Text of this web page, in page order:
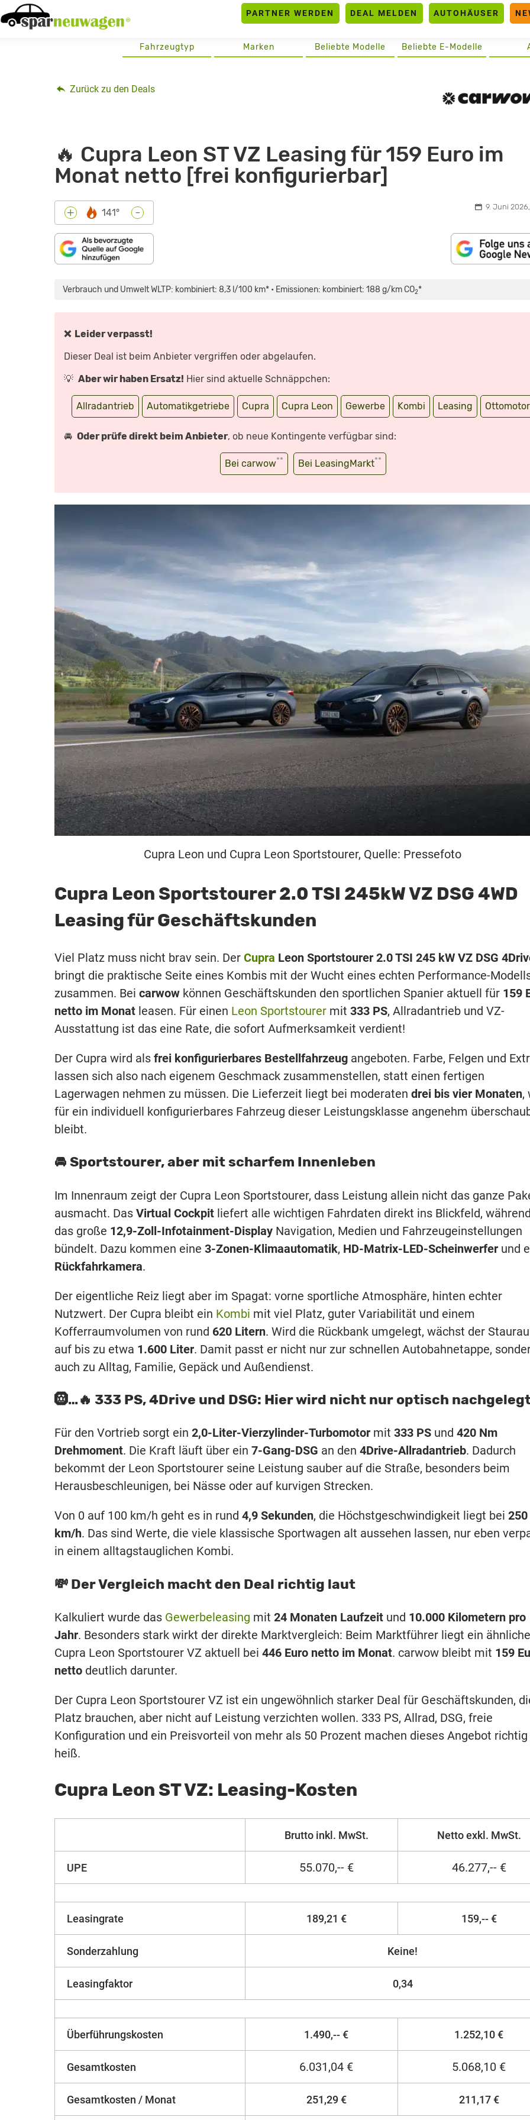
Skip
to
PARTNER WERDEN DEAL MELDEN AUTOHÄUSER
Beliebte E-Modelle
Beliebte Modelle
Marken
Fahrzeugtyp
Zurück zu den Deals
🔥 Cupra Leon ST VZ Leasing für 159 Euro im
Monat netto [frei konfigurierbar]
+ 141° - 9. Juni
Verbrauch und Umwelt WLTP: kombiniert: 8,3 l/100 km* • Emissionen: kombiniert: 188 g/km CO2*
❌ Leider verpasst!
Dieser Deal ist beim Anbieter vergriffen oder abgelaufen.
💡 Aber wir haben Ersatz! Hier sind aktuelle Schnäppchen:
Allradantrieb Automatikgetriebe Cupra Cupra Leon Gewerbe Kombi Leasing Ottomotor
🚘 Oder prüfe direkt beim Anbieter, ob neue Kontingente verfügbar sind:
Bei carwow** Bei LeasingMarkt**
Cupra Leon und Cupra Leon Sportstourer, Quelle: Pressefoto
Cupra Leon Sportstourer 2.0 TSI 245kW VZ DSG 4WD
Leasing für Geschäftskunden
Viel Platz muss nicht brav sein. Der Cupra Leon Sportstourer 2.0 TSI 245 kW VZ DSG
bringt die praktische Seite eines Kombis mit der Wucht eines echten Performance-
zusammen. Bei carwow können Geschäftskunden den sportlichen Spanier aktuell für 159
netto im Monat leasen. Für einen Leon Sportstourer mit 333 PS, Allradantrieb und VZ-
Ausstattung ist das eine Rate, die sofort Aufmerksamkeit verdient!
Der Cupra wird als frei konfigurierbares Bestellfahrzeug angeboten. Farbe, Felgen und
lassen sich also nach eigenem Geschmack zusammenstellen, statt einen fertigen
Lagerwagen nehmen zu müssen. Die Lieferzeit liegt bei moderaten drei bis vier Monaten,
für ein individuell konfigurierbares Fahrzeug dieser Leistungsklasse angenehm
bleibt.
🚘 Sportstourer, aber mit scharfem Innenleben
Im Innenraum zeigt der Cupra Leon Sportstourer, dass Leistung allein nicht das ganze
ausmacht. Das Virtual Cockpit liefert alle wichtigen Fahrdaten direkt ins Blickfeld, während
das große 12,9-Zoll-Infotainment-Display Navigation, Medien und Fahrzeugeinstellungen
bündelt. Dazu kommen eine 3-Zonen-Klimaautomatik, HD-Matrix-LED-Scheinwerfer und
Rückfahrkamera.
Der eigentliche Reiz liegt aber im Spagat: vorne sportliche Atmosphäre, hinten echter
Nutzwert. Der Cupra bleibt ein Kombi mit viel Platz, guter Variabilität und einem
Kofferraumvolumen von rund 620 Litern. Wird die Rückbank umgelegt, wächst der
auf bis zu etwa 1.600 Liter. Damit passt er nicht nur zur schnellen Autobahnetappe,
auch zu Alltag, Familie, Gepäck und Außendienst.
🛞…🔥 333 PS, 4Drive und DSG: Hier wird nicht nur optisch
Für den Vortrieb sorgt ein 2,0-Liter-Vierzylinder-Turbomotor mit 333 PS und 420 Nm
Drehmoment. Die Kraft läuft über ein 7-Gang-DSG an den 4Drive-Allradantrieb. Dadurch
bekommt der Leon Sportstourer seine Leistung sauber auf die Straße, besonders beim
Herausbeschleunigen, bei Nässe oder auf kurvigen Strecken.
Von 0 auf 100 km/h geht es in rund 4,9 Sekunden, die Höchstgeschwindigkeit liegt bei 250
km/h. Das sind Werte, die viele klassische Sportwagen alt aussehen lassen, nur eben
in einem alltagstauglichen Kombi.
💸 Der Vergleich macht den Deal richtig laut
Kalkuliert wurde das Gewerbeleasing mit 24 Monaten Laufzeit und 10.000 Kilometern pro
Jahr. Besonders stark wirkt der direkte Marktvergleich: Beim Marktführer liegt ein
Cupra Leon Sportstourer VZ aktuell bei 446 Euro netto im Monat. carwow bleibt mit 159
netto deutlich darunter.
Der Cupra Leon Sportstourer VZ ist ein ungewöhnlich starker Deal für Geschäftskunden,
Platz brauchen, aber nicht auf Leistung verzichten wollen. 333 PS, Allrad, DSG, freie
Konfiguration und ein Preisvorteil von mehr als 50 Prozent machen dieses Angebot richtig
heiß.
Cupra Leon ST VZ: Leasing-Kosten
Brutto inkl. MwSt. Netto exkl. MwSt.
UPE 55.070,-- € 46.277,-- €
Leasingrate 189,21 € 159,-- €
Sonderzahlung Keine!
Leasingfaktor 0,34
Überführungskosten 1.490,-- € 1.252,10 €
Gesamtkosten 6.031,04 € 5.068,10 €
Gesamtkosten / Monat 251,29 € 211,17 €
CUPRA
LEON
|
MAN
HOT
REVIEW“
ANZEIGEN